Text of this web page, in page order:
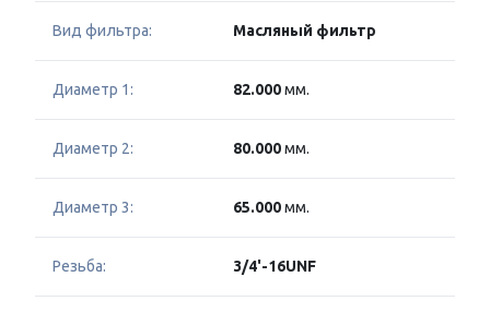
Вид фильтра: Масляный фильтр
Диаметр 1: 82.000мм.
Диаметр 2: 80.000мм.
Диаметр 3: 65.000мм.
Резьба: 3/4'-16UNF